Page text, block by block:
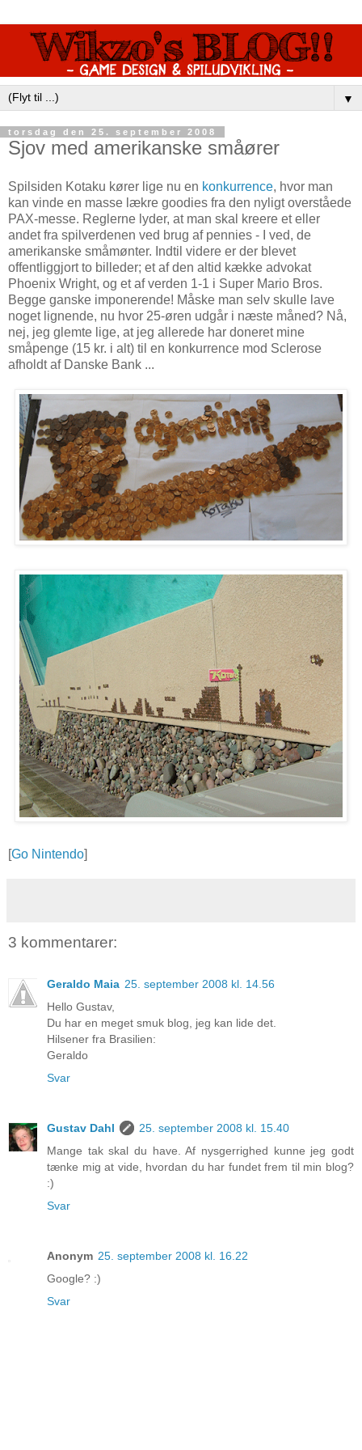
▼
torsdag den 25. september 2008
Sjov med amerikanske småører
Spilsiden Kotaku kører lige nu en konkurrence, hvor man
kan vinde en masse lækre goodies fra den nyligt overståede
PAX-messe. Reglerne lyder, at man skal kreere et eller
andet fra spilverdenen ved brug af pennies - I ved, de
amerikanske småmønter. Indtil videre er der blevet
offentliggjort to billeder; et af den altid kække advokat
Phoenix Wright, og et af verden 1-1 i Super Mario Bros.
Begge ganske imponerende! Måske man selv skulle lave
noget lignende, nu hvor 25-øren udgår i næste måned? Nå,
nej, jeg glemte lige, at jeg allerede har doneret mine
småpenge (15 kr. i alt) til en konkurrence mod Sclerose
afholdt af Danske Bank ...
[Go Nintendo]
3 kommentarer:
Geraldo Maia 25. september 2008 kl. 14.56
Hello Gustav,
Du har en meget smuk blog, jeg kan lide det.
Hilsener fra Brasilien:
Geraldo
Svar
Gustav Dahl
25. september 2008 kl. 15.40
Mange tak skal du have. Af nysgerrighed kunne jeg godt
tænke mig at vide, hvordan du har fundet frem til min blog?
:)
Svar
Anonym 25. september 2008 kl. 16.22
Google? :)
Svar